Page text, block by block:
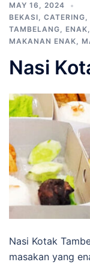
MAY 16, 2024
BEKASI, CATERING,
TAMBELANG, ENAK,
MAKANAN ENAK,
Nasi
Nasi Kotak
masakan yang